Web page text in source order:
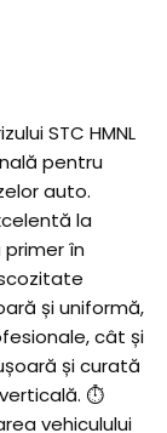
STC HMNL
pentru
auto.
la
în
și uniformă,
cât și
și curată
⏱
vehiculului